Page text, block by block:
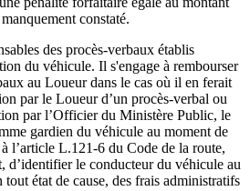
constaté.
des procès-verbaux établis
du véhicule. Il s'engage à rembourser
au Loueur dans le cas où il en ferait
par le Loueur d’un procès-verbal ou
par l’Officier du Ministère Public, le
gardien du véhicule au moment de
l’article L.121-6 du Code de la route,
d’identifier le conducteur du véhicule au
état de cause, des frais administratifs